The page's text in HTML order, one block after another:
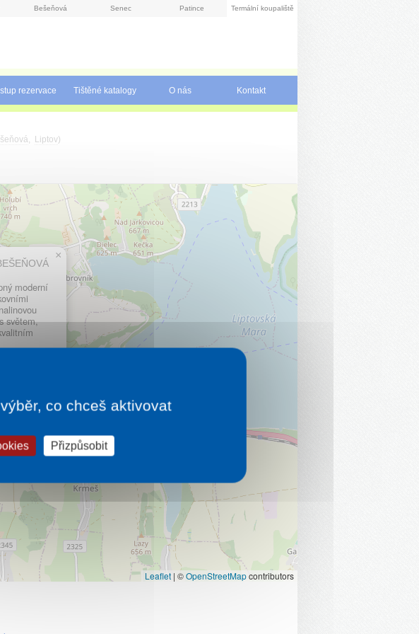
Bešeňová Senec Patince Termální koupaliště
rezervace Tištěné katalogy O nás Kontakt
, Liptov)
moderní
světem,
×
Leaflet | ©OpenStreetMapcontributors
co chceš aktivovat
Přizpůsobit